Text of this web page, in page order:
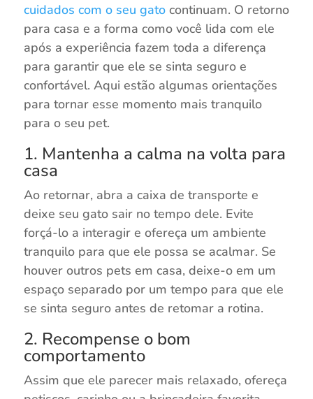
cuidados com o seu gatocontinuam. O retorno
para casa e a forma como você lida com ele
após a experiência fazem toda a diferença
para garantir que ele se sinta seguro e
confortável. Aqui estão algumas orientações
para tornar esse momento mais tranquilo
para o seu pet.
1. Mantenha a calma na volta para
casa
Ao retornar, abra a caixa de transporte e
deixe seu gato sair no tempo dele. Evite
forçá-lo a interagir e ofereça um ambiente
tranquilo para que ele possa se acalmar. Se
houver outros pets em casa, deixe-o em um
espaço separado por um tempo para que ele
se sinta seguro antes de retomar a rotina.
2. Recompense o bom
comportamento
Assim que ele parecer mais relaxado, ofereça